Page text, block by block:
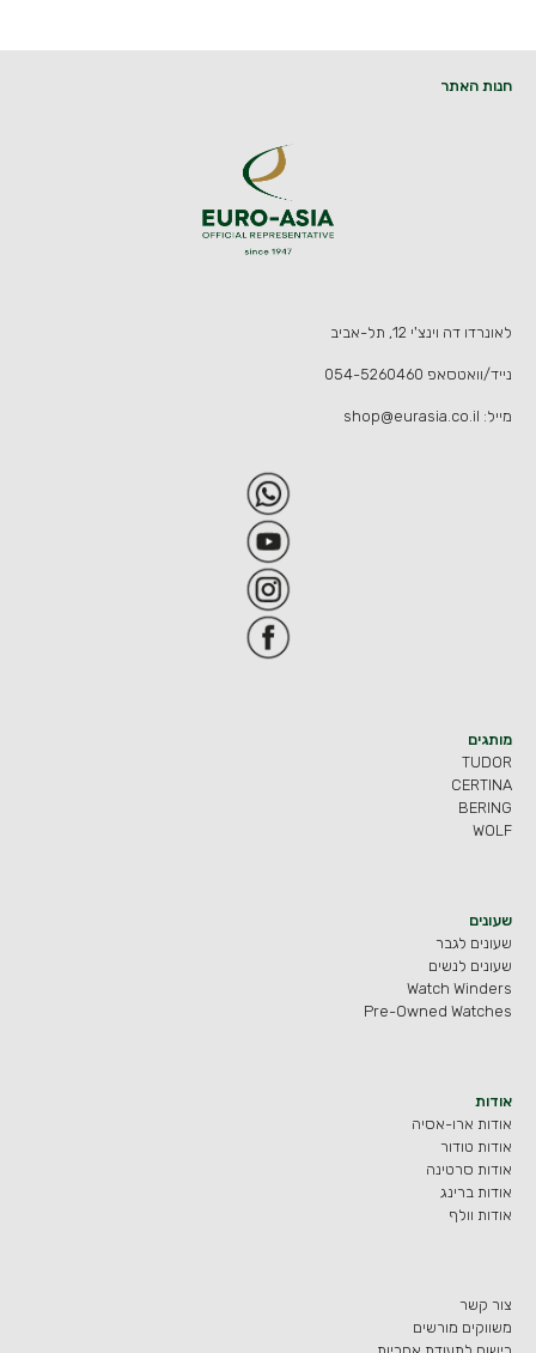
חנות האתר
לאונרדו דה וינצ'י 12, תל-אביב
נייד/וואטסאפ 054-5260460
מייל: shop@eurasia.co.il
מותגים
TUDOR
CERTINA
BERING
WOLF
שעונים
שעונים לגבר
שעונים לנשים
Watch Winders
Pre-Owned Watches
אודות
אודות ארו-אסיה
אודות טודור
אודות סרטינה
אודות ברינג
אודות וולף
צור קשר
משווקים מורשים